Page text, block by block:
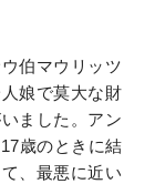
伯マウリッツ
娘で莫大な財
ました。アン
歳のときに結
、最悪に近い